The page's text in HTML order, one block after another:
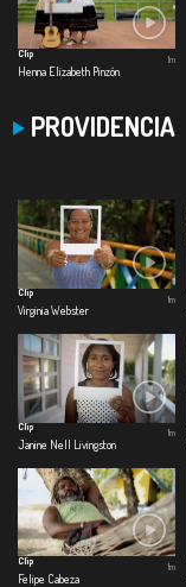
Clip
Henna Elizabeth Pinzón
1m
PROVIDENCIA
Clip
Virginia Webster
1m
Clip
Janine Nell Livingston
1m
Clip
Felipe Cabeza
1m